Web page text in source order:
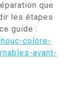
que
les étapes
guide :
colore-
avant-